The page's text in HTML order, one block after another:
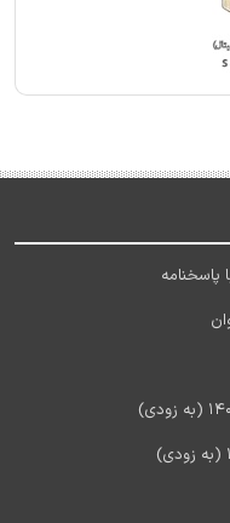
پاسخنامه